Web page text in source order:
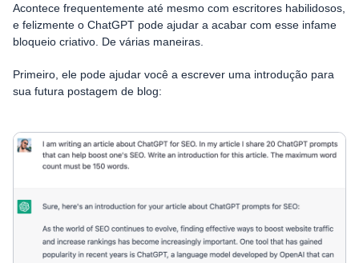
Acontece frequentemente até mesmo com escritores habilidosos,
e felizmente o ChatGPT pode ajudar a acabar com esse infame
bloqueio criativo. De várias maneiras.
Primeiro, ele pode ajudar você a escrever uma introdução para
sua futura postagem de blog: